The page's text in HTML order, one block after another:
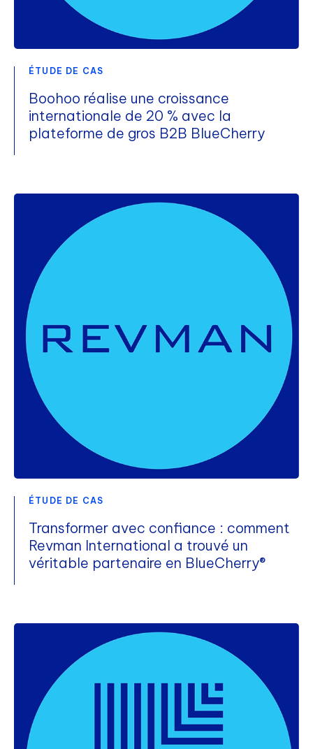
ÉTUDE DE CAS
Boohoo réalise une croissance
internationale de 20 % avec la
plateforme de gros B2B BlueCherry
ÉTUDE DE CAS
Transformer avec confiance : comment
Revman International a trouvé un
véritable partenaire en BlueCherry®